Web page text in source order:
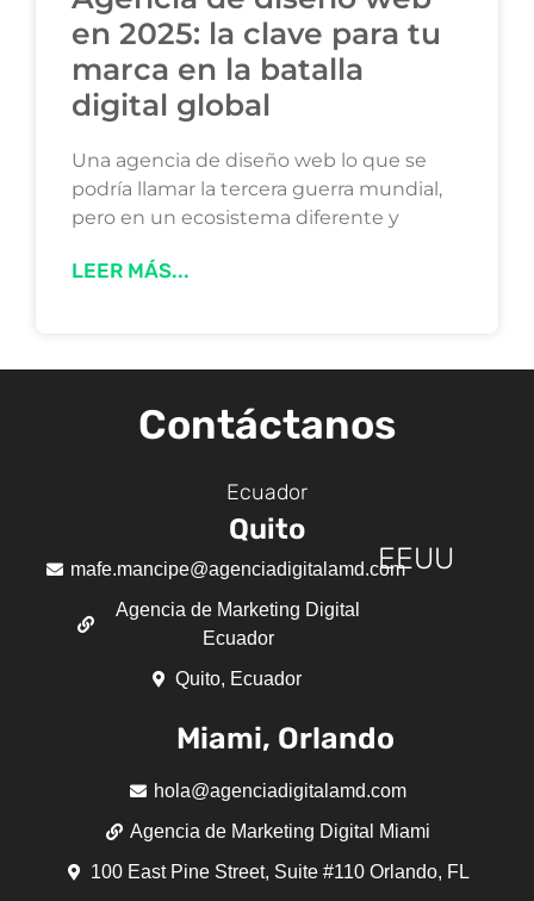
en 2025: la clave para tu
marca en la batalla
digital global
Una agencia de diseño web lo que se
podría llamar la tercera guerra mundial,
pero en un ecosistema diferente y
LEER MÁS...
Contáctanos
Ecuador
Quito
mafe.mancipe@agenciadigitalamd.com
Agencia de Marketing Digital
Ecuador
Quito, Ecuador
EEUU
Miami, Orlando
hola@agenciadigitalamd.com
Agencia de Marketing Digital Miami
100 East Pine Street, Suite #110 Orlando, FL